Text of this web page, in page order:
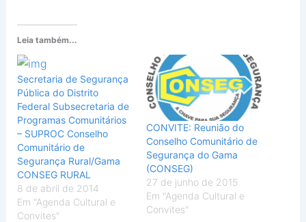
Leia também...
Secretaria de Segurança
Pública do Distrito
Federal Subsecretaria de
Programas Comunitários
– SUPROC Conselho
Comunitário de
Segurança Rural/Gama
CONSEG RURAL
8 de abril de 2014
Em "Agenda Cultural e
Convites"
CONVITE: Reunião do
Conselho Comunitário de
Segurança do Gama
(CONSEG)
27 de junho de 2015
Em "Agenda Cultural e
Convites"